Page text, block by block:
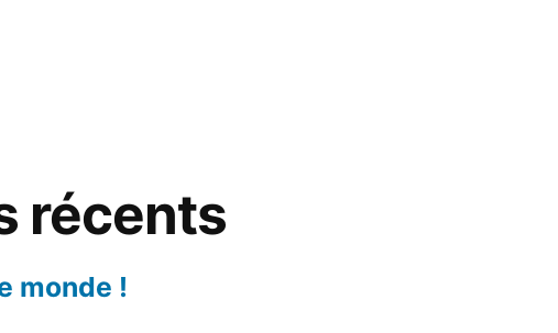
récents
monde !